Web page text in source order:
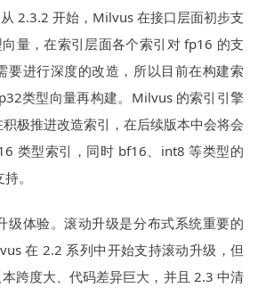
2.3.2 开始，Milvus 在接口层面初步支
量，在索引层面各个索引对 fp16 的支
要进行深度的改造，所以目前在构建索
类型向量再构建。Milvus 的索引引擎
极推进改造索引，在后续版本中会将会
类型索引，同时 bf16、int8 等类型的
。
级体验。滚动升级是分布式系统重要的
在 2.2 系列中开始支持滚动升级，但
跨度大、代码差异巨大，并且 2.3 中清